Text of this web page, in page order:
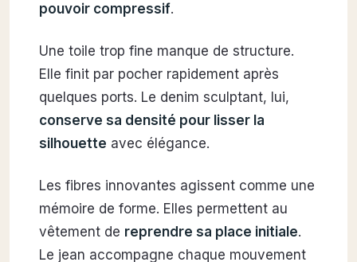
pouvoir compressif.
Une toile trop fine manque de structure.
Elle finit par pocher rapidement après
quelques ports. Le denim sculptant, lui,
conserve sa densité pour lisser la
silhouette avec élégance.
Les fibres innovantes agissent comme une
mémoire de forme. Elles permettent au
vêtement de reprendre sa place initiale.
Le jean accompagne chaque mouvement